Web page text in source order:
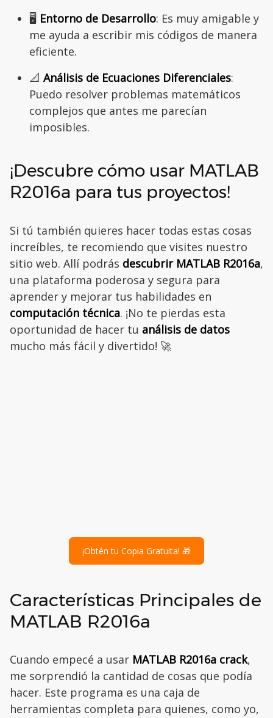
🖥️ Entorno de Desarrollo: Es muy amigable y
me ayuda a escribir mis códigos de manera
eficiente.
📐 Análisis de Ecuaciones Diferenciales:
Puedo resolver problemas matemáticos
complejos que antes me parecían
imposibles.
¡Descubre cómo usar MATLAB
R2016a para tus proyectos!
Si tú también quieres hacer todas estas cosas
increíbles, te recomiendo que visites nuestro
sitio web. Allí podrás descubrir MATLAB R2016a,
una plataforma poderosa y segura para
aprender y mejorar tus habilidades en
computación técnica. ¡No te pierdas esta
oportunidad de hacer tu análisis de datos
mucho más fácil y divertido! 🚀
¡Obtén tu Copia Gratuita! 🎁
Características Principales de
MATLAB R2016a
Cuando empecé a usar MATLAB R2016a crack,
me sorprendió la cantidad de cosas que podía
hacer. Este programa es una caja de
herramientas completa para quienes, como yo,